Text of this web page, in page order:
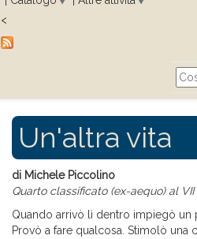
<
Un'altra vita
di Michele Piccolino
Quarto classificato (ex-aequo) al VII
Quando arrivò lì dentro impiegò un
Provò a fare qualcosa. Stimolò una